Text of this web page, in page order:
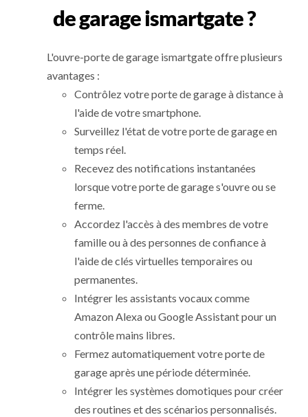
de garage ismartgate ?
L'ouvre-porte de garage ismartgate offre plusieurs
avantages :
Contrôlez votre porte de garage à distance à
l'aide de votre smartphone.
Surveillez l'état de votre porte de garage en
temps réel.
Recevez des notifications instantanées
lorsque votre porte de garage s'ouvre ou se
ferme.
Accordez l'accès à des membres de votre
famille ou à des personnes de confiance à
l'aide de clés virtuelles temporaires ou
permanentes.
Intégrer les assistants vocaux comme
Amazon Alexa ou Google Assistant pour un
contrôle mains libres.
Fermez automatiquement votre porte de
garage après une période déterminée.
Intégrer les systèmes domotiques pour créer
des routines et des scénarios personnalisés.